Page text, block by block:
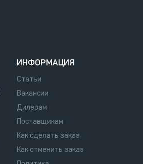
ИНФОРМАЦИЯ
Статьи
Вакансии
Дилерам
Поставщикам
Как сделать заказ
Как отменить заказ